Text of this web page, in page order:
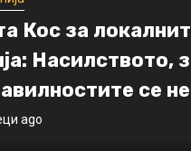
Кос за
Насилството,
се
ago